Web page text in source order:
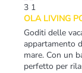
3 1
OLA LIVING
Goditi delle
appartamento
mare. Con un
perfetto per